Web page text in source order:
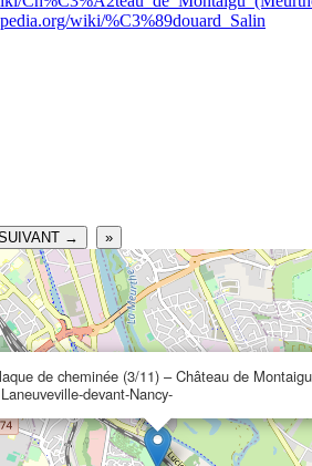
wiki/%C3%89douard_Salin
→ »
de cheminée (3/11) – Château de Montaigu
devant-Nancy-